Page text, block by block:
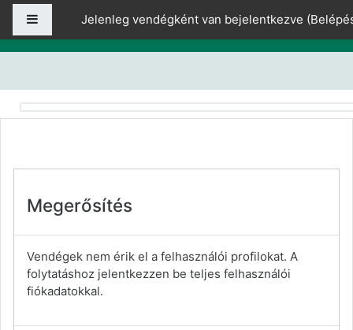
Tovább a fő tartalomhoz
OldalpanelJelenleg vendégként van bejelentkezve (
Megerősítés
Vendégek nem érik el a felhasználói profilokat. A
folytatáshoz jelentkezzen be teljes felhasználói
fiókadatokkal.